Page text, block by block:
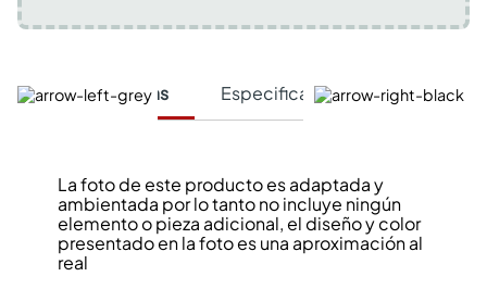
Características Especificaciones Técnicas
La foto de este producto es adaptada y
ambientada por lo tanto no incluye ningún
elemento o pieza adicional, el diseño y color
presentado en la foto es una aproximación al
real